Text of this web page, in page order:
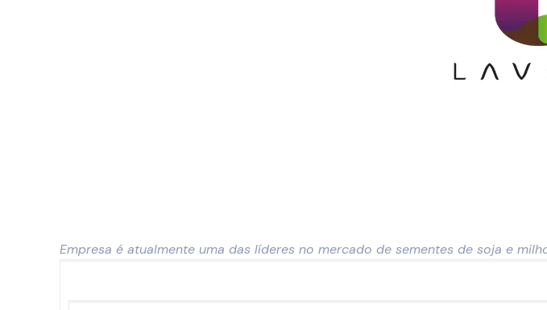
Empresa é atualmente uma das líderes no mercado de sementes de soja e